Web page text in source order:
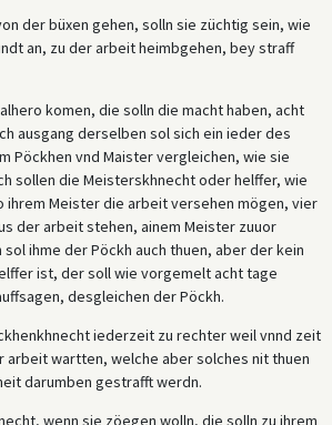
der büxen gehen, solln sie züchtig sein, wie
an, zu der arbeit heimbgehen, bey straff
komen, die solln die macht haben, acht
ausgang derselben sol sich ein ieder des
Pöckhen vnd Maister vergleichen, wie sie
sollen die Meisterskhnecht oder helffer, wie
ihrem Meister die arbeit versehen mögen, vier
der arbeit stehen, ainem Meister zuuor
ihme der Pöckh auch thuen, aber der kein
ist, der soll wie vorgemelt acht tage
desgleichen der Pöckh.
iederzeit zu rechter weil vnnd zeit
arbeit wartten, welche aber solches nit thuen
darumben gestrafft werdn.
wenn sie zöegen wolln, die solln zu ihrem